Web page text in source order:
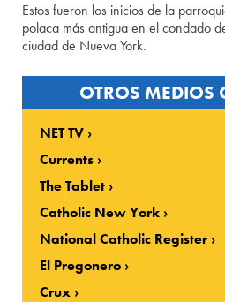
Estos fueron los inicios de la
polaca más antigua en el condado
ciudad de Nueva York.
OTROS MEDIOS
NET TV
Currents
The Tablet
Catholic New York
National Catholic Register
El Pregonero
Crux